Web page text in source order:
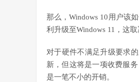
那么，Windows 10用户该
利升级至Windows 11，这
对于硬件不满足升级要求
新，但这将是一项收费服
是一笔不小的开销。